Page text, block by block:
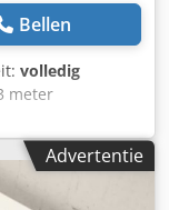
Bellen
volledig
meter
Rl Tjd Isck
snijhoek
Advertentie